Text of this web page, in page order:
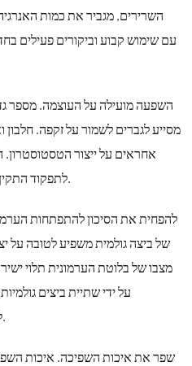
השרירים, מגביר את כמות
עם שימוש קבוע וביקורים פעילים
השפעה מועילה על העוצמה. מספר
מסייע לגברים לשמור על זקפה.
לתפקוד התקין של מערכת הרבייה הגברית.
להפחית את הסיכון להתפתחות
של ביצה גולמית משפיע לטובה על
מצבו של בלוטת הערמונית תלוי
על ידי שתיית ביצים
להתפתחות דלקת הערמונית.
שפר את איכות השפיכה. איכות